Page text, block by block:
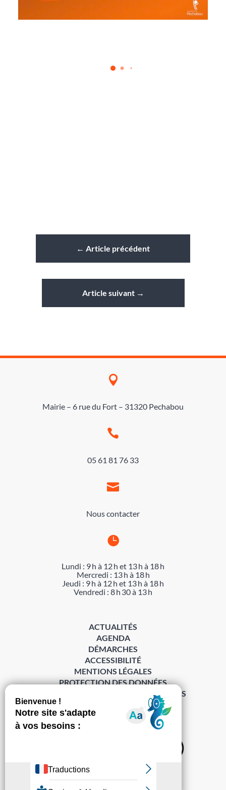
← Article précédent
Article suivant→

Mairie – 6 rue du Fort – 31320 Pechabou

05 61 81 76 33

Nous contacter

Lundi : 9 h à 12 h et 13 h à 18 h
Mercredi : 13 h à 18 h
Jeudi : 9 h à 12 h et 13 h à 18 h
Vendredi : 8 h 30 à 13 h
S’abonner à la Gazette ›
ACTUALITÉS
AGENDA
DÉMARCHES
ACCESSIBILITÉ
MENTIONS LÉGALES
PROTECTION DES DONNÉES
POLITIQUE DE GESTION DES COOKIES